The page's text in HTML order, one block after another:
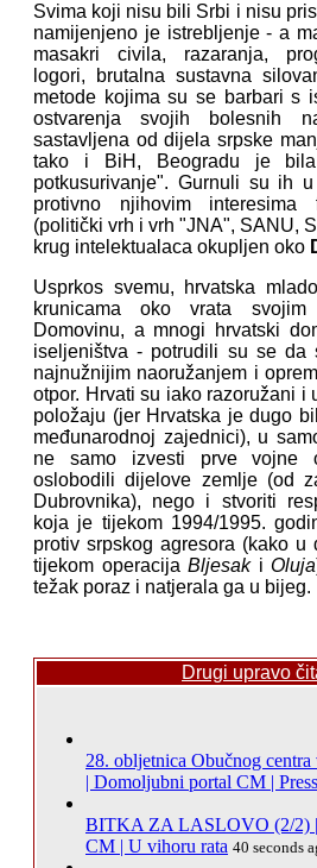
Svima koji nisu bili Srbi i nisu
namijenjeno je istrebljenje - a
masakri civila, razaranja,
logori, brutalna sustavna
metode kojima su se barbari s
ostvarenja svojih bolesnih
sastavljena od dijela srpske
tako i BiH, Beogradu je
potkusurivanje". Gurnuli su ih
protivno njihovim
(politički vrh i vrh "JNA", SANU,
krug intelektualaca okupljen oko
Usprkos svemu, hrvatska
krunicama oko vrata
Domovinu, a mnogi hrvatski
iseljeništva - potrudili su se da
najnužnijim naoružanjem i
otpor. Hrvati su iako razoružani i
položaju (jer Hrvatska je dugo
međunarodnoj zajednici), u
ne samo izvesti prve vojne
oslobodili dijelove zemlje (od
Dubrovnika), nego i stvoriti
koja je tijekom 1994/1995.
protiv srpskog agresora (kako
tijekom operacija Bljesaki Oluja
težak poraz i natjerala ga u bijeg.
Drugi upravo
28. obljetnica Obučnog
| Domoljubni portal CM | Press
BITKA ZA LASLOVO (2/2)
CM | U vihoru rata 40 seconds